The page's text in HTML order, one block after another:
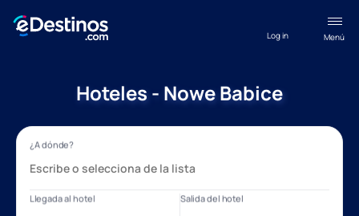
Menú
Log in
Hoteles - Nowe Babice